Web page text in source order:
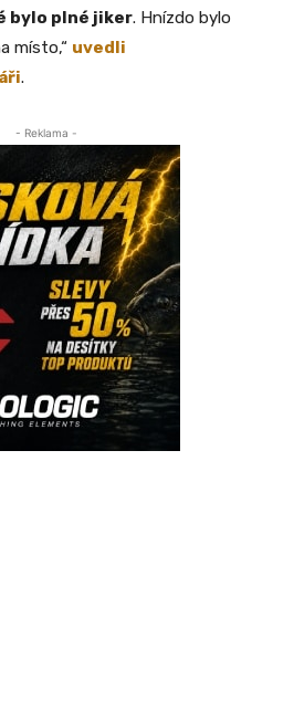
bylo plné jiker. Hnízdo bylo
místo,“ uvedli
.
- Reklama -